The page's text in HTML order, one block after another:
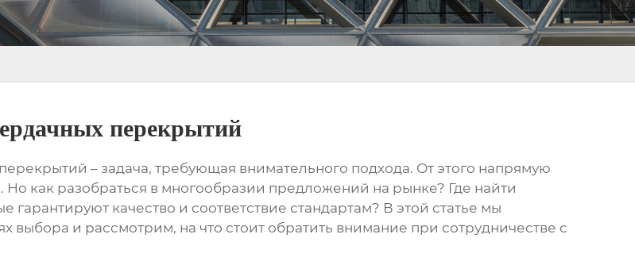
перекрытий
– задача, требующая внимательного подхода. От этого напрямую
Но как разобраться в многообразии предложений на рынке? Где найти
гарантируют качество и соответствие стандартам? В этой статье мы
и рассмотрим, на что стоит обратить внимание при сотрудничестве с